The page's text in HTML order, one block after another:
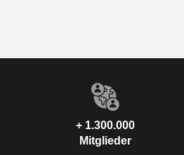
+ 1.300.000
Mitglieder